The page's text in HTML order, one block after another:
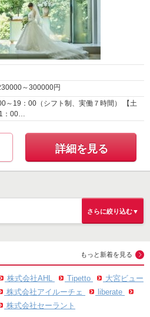
～300000円
～19：00（シフト制、実働７時間） 【土
：00…
詳細を見る
さらに絞り込む▼
もっと新着を見る
株式会社AHL Tipetto
大宮ビュー
株式会社アイルーチェ
liberate
株式会社セーラント